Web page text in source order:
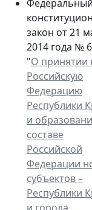
Федеральный
закон от 21
2014 года №
"О принятии
Российскую
Федерацию
Республики
и
составе
Российской
Федерации
субъектов –
Республики